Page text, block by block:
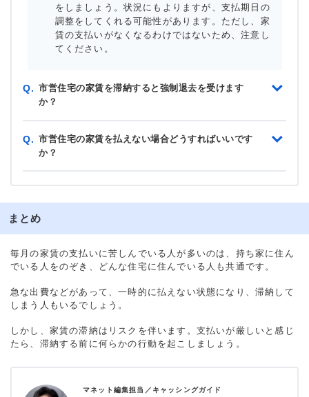
をしましょう。状況にもよりますが、支払期日の
調整をしてくれる可能性があります。ただし、家
賃の支払いがなくなるわけではないため、注意し
てください。
Q. 市営住宅の家賃を滞納すると強制退去を受けます
か？
Q. 市営住宅の家賃を払えない場合どうすればいいです
か？
まとめ
毎月の家賃の支払いに苦しんでいる人が多いのは、持ち家に住ん
でいる人をのぞき、どんな住宅に住んでいる人も共通です。
急な出費などがあって、一時的に払えない状態になり、滞納して
しまう人もいるでしょう。
しかし、家賃の滞納はリスクを伴います。支払いが厳しいと感じ
たら、滞納する前に何らかの行動を起こしましょう。
マネット編集担当／キャッシングガイド